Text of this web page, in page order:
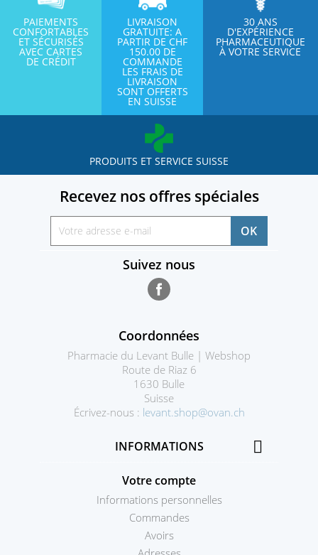
PAIEMENTS
CONFORTABLES
ET SÉCURISÉS
AVEC CARTES
DE CRÉDIT
LIVRAISON
GRATUITE: A
PARTIR DE CHF
150.00 DE
COMMANDE
LES FRAIS DE
LIVRAISON
SONT OFFERTS
EN SUISSE
30 ANS
D'EXPÉRIENCE
PHARMACEUTIQUE
À VOTRE SERVICE
PRODUITS ET SERVICE SUISSE
Recevez nos offres spéciales
Suivez nous
Coordonnées
Pharmacie du Levant Bulle | Webshop
Route de Riaz 6
1630 Bulle
Suisse
Écrivez-nous : levant.shop@ovan.ch
INFORMATIONS 
Votre compte
Informations personnelles
Commandes
Avoirs